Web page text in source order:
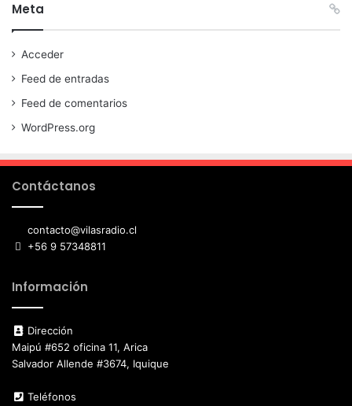
Meta
Acceder
Feed de entradas
Feed de comentarios
WordPress.org
Contáctanos
contacto@vilasradio.cl
+56 9 57348811
Información
Dirección
Maipú #652 oficina 11, Arica
Salvador Allende #3674, Iquique
Teléfonos